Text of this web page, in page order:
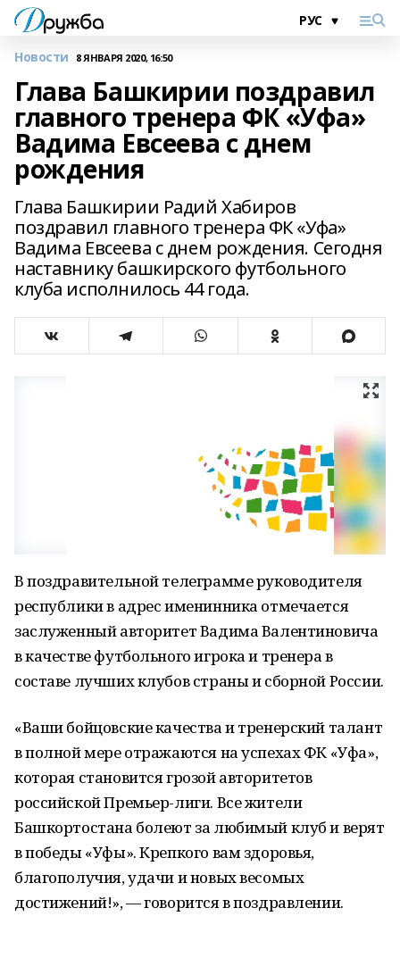
Новости 8 ЯНВАРЯ 2020, 16:50
Глава Башкирии поздравил
главного тренера ФК «Уфа»
Вадима Евсеева с днем
рождения
Глава Башкирии Радий Хабиров
поздравил главного тренера ФК «Уфа»
Вадима Евсеева с днем рождения. Сегодня
наставнику башкирского футбольного
клуба исполнилось 44 года.
В поздравительной телеграмме руководителя
республики в адрес именинника отмечается
заслуженный авторитет Вадима Валентиновича
в качестве футбольного игрока и тренера в
составе лучших клубов страны и сборной России.
«Ваши бойцовские качества и тренерский талант
в полной мере отражаются на успехах ФК «Уфа»,
которая становится грозой авторитетов
российской Премьер-лиги. Все жители
Башкортостана болеют за любимый клуб и верят
в победы «Уфы». Крепкого вам здоровья,
благополучия, удачи и новых весомых
достижений!», — говорится в поздравлении.